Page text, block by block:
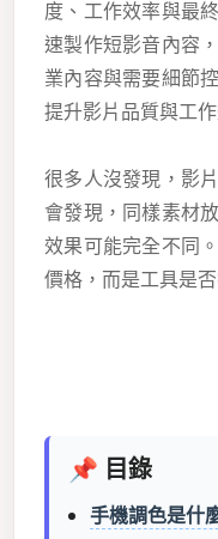
度、工作效率與最
速製作短影音內容
業內容與需要細節
提升影片品質與工作
很多人沒發現，影
會發現，同樣素材
效果可能完全不同
價格，而是工具是
📌 目錄
手機調色是什